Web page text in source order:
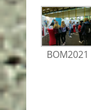
BOM2021